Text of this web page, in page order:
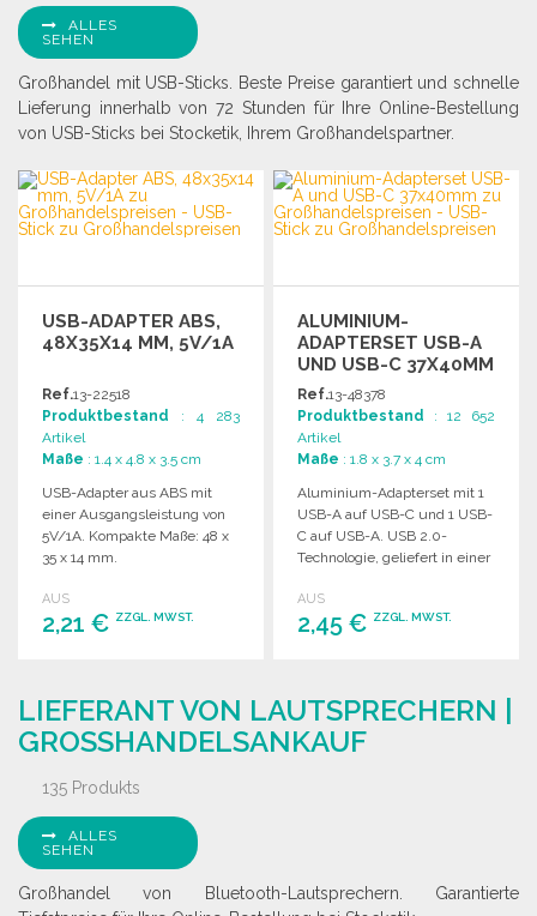
ALLES
SEHEN
Großhandel mit USB-Sticks. Beste Preise garantiert und schnelle
Lieferung innerhalb von 72 Stunden für Ihre Online-Bestellung
von USB-Sticks bei Stocketik, Ihrem Großhandelspartner.
USB-ADAPTER ABS,
48X35X14 MM, 5V/1A
Ref.13-22518
Produktbestand : 4 283
Artikel
Maße : 1.4 x 4.8 x 3.5 cm
USB-Adapter aus ABS mit
einer Ausgangsleistung von
5V/1A. Kompakte Maße: 48 x
35 x 14 mm.
AUS
2,21 € ZZGL. MWST.
Angebot anfordern
ALUMINIUM-
ADAPTERSET USB-A
UND USB-C 37X40MM
Ref.13-48378
Produktbestand : 12 652
Artikel
Maße : 1.8 x 3.7 x 4 cm
Aluminium-Adapterset mit 1
USB-A auf USB-C und 1 USB-
C auf USB-A. USB 2.0-
Technologie, geliefert in einer
AUS
2,45 € ZZGL. MWST.
Angebot anfordern
LIEFERANT VON LAUTSPRECHERN |
GROSSHANDELSANKAUF
135 Produkts
ALLES
SEHEN
Großhandel von Bluetooth-Lautsprechern. Garantierte